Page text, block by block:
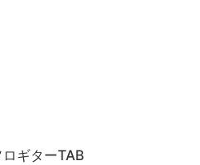
ギターTAB